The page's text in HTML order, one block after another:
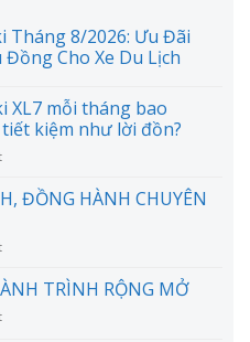
Tháng 8/2026: Ưu Đãi
Cho Xe Du Lịch
XL7 mỗi tháng bao
kiệm như lời đồn?
ở
phí
nuôi
XL7
tháng
nhiêu?
ĐỒNG HÀNH CHUYÊN
ở
CHÃI
LỢI
ÍCH,
TRÌNH RỘNG MỞ
ở